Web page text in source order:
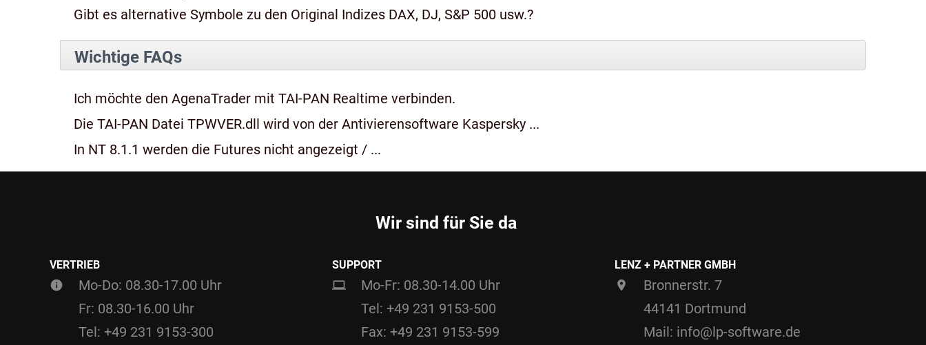
Gibt es alternative Symbole zu den Original Indizes DAX, DJ, S&P 500 usw.?
Wichtige FAQs
Ich möchte den AgenaTrader mit TAI-PAN Realtime verbinden.
Die TAI-PAN Datei TPWVER.dll wird von der Antivierensoftware Kaspersky ...
In NT 8.1.1 werden die Futures nicht angezeigt / ...
Wir sind für Sie da
VERTRIEB
Mo-Do: 08.30-17.00 Uhr
Fr: 08.30-16.00 Uhr
Tel: +49 231 9153-300
SUPPORT
Mo-Fr: 08.30-14.00 Uhr
Tel: +49 231 9153-500
Fax: +49 231 9153-599
LENZ + PARTNER GMBH
Bronnerstr. 7
44141 Dortmund
Mail: info@lp-software.de